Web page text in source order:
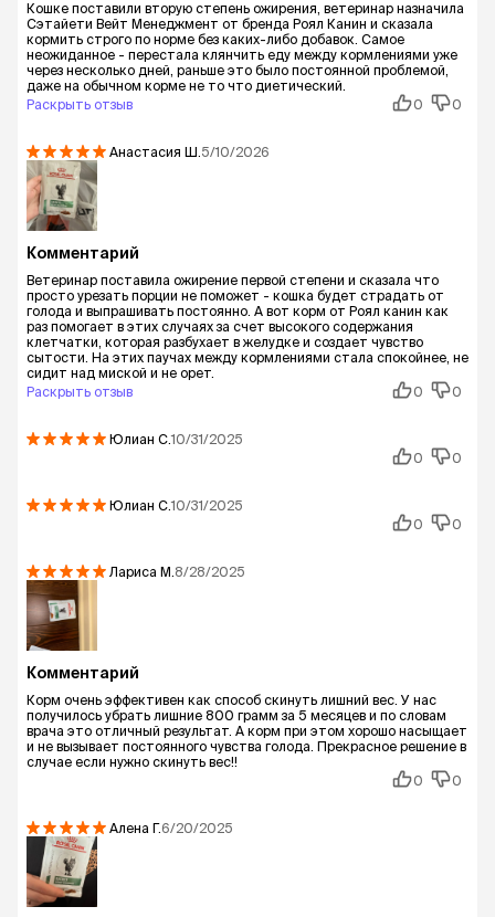
Кошке поставили вторую степень ожирения, ветеринар назначила
Сэтайети Вейт Менеджмент от бренда Роял Канин и сказала
кормить строго по норме без каких-либо добавок. Самое
неожиданное - перестала клянчить еду между кормлениями уже
через несколько дней, раньше это было постоянной проблемой,
даже на обычном корме не то что диетический.
Раскрыть отзыв
0 0
Анастасия Ш. 5/10/2026
Комментарий
Ветеринар поставила ожирение первой степени и сказала что
просто урезать порции не поможет - кошка будет страдать от
голода и выпрашивать постоянно. А вот корм от Роял канин как
раз помогает в этих случаях за счет высокого содержания
клетчатки, которая разбухает в желудке и создает чувство
сытости. На этих паучах между кормлениями стала спокойнее, не
сидит над миской и не орет.
Раскрыть отзыв
0 0
Юлиан С.10/31/2025
0
0
Юлиан С.10/31/2025
0
0
Лариса М. 8/28/2025
Комментарий
Корм очень эффективен как способ скинуть лишний вес. У нас
получилось убрать лишние 800 грамм за 5 месяцев и по словам
врача это отличный результат. А корм при этом хорошо насыщает
и не вызывает постоянного чувства голода. Прекрасное решение в
случае если нужно скинуть вес!!
0
0
Алена Г.6/20/2025